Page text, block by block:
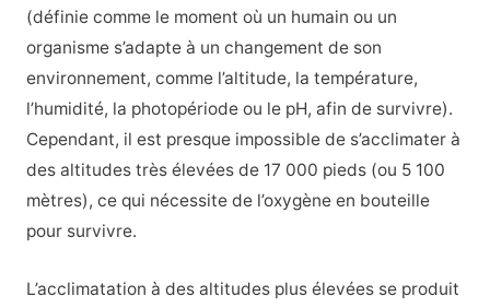
(définie comme le moment où un humain ou un
organisme s’adapte à un changement de son
environnement, comme l’altitude, la température,
l’humidité, la photopériode ou le pH, afin de survivre).
Cependant, il est presque impossible de s’acclimater à
des altitudes très élevées de 17 000 pieds (ou 5 100
mètres), ce qui nécessite de l’oxygène en bouteille
pour survivre.
L’acclimatation à des altitudes plus élevées se produit